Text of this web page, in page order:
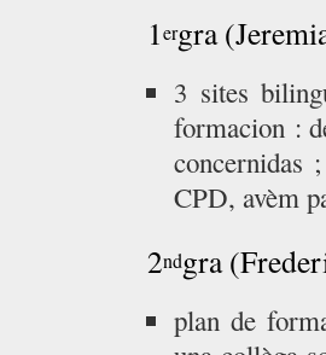
1ergra
3 sites
formacion :
concernidas
CPD, avèm
2ndgra
plan de